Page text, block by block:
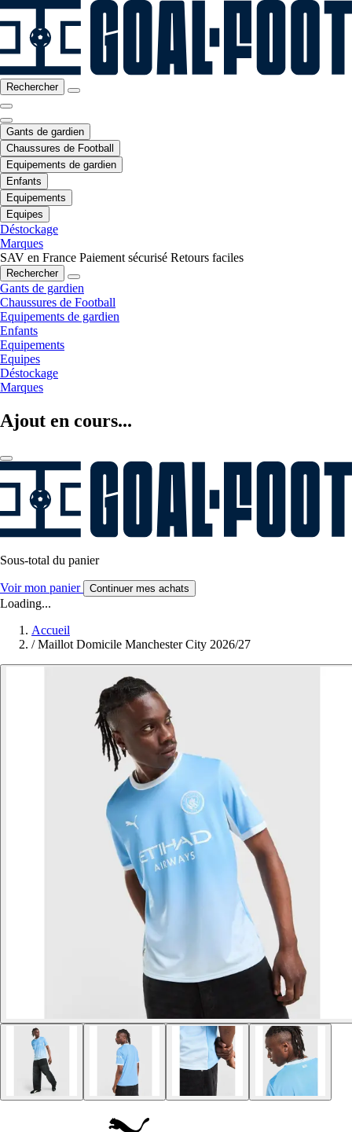
Rechercher
Gants de gardien
Chaussures de Football
Equipements de gardien
Enfants
Equipements
Equipes
Déstockage
Marques
SAV en France Paiement sécurisé Retours faciles
Rechercher
Gants de gardien
Chaussures de Football
Equipements de gardien
Enfants
Equipements
Equipes
Déstockage
Marques
Ajout en cours...
Sous-total du panier
Voir mon panier Continuer mes achats
Loading...
Accueil
/ Maillot Domicile Manchester City 2026/27